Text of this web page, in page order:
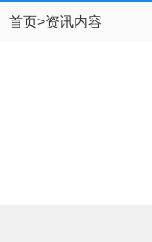
首页>资讯内容